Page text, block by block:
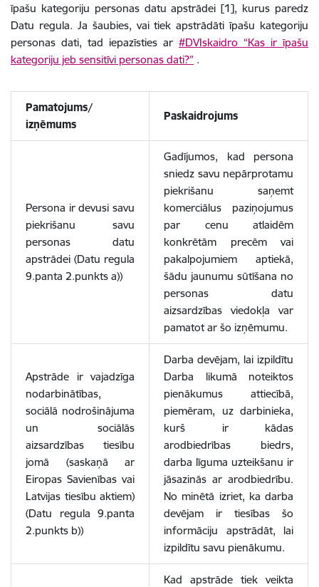
īpašu kategoriju personas datu apstrādei [1], kurus paredz
Datu regula. Ja šaubies, vai tiek apstrādāti īpašu kategoriju
personas dati, tad iepazīsties ar #DVIskaidro “Kas ir īpašu
kategoriju jeb sensitīvi personas dati?” .
Pamatojums/
izņēmums
Paskaidrojums
Persona ir devusi savu
piekrišanu savu
personas datu
apstrādei (Datu regula
9.panta 2.punkts a))
Gadījumos, kad persona
sniedz savu nepārprotamu
piekrišanu saņemt
komerciālus paziņojumus
par cenu atlaidēm
konkrētām precēm vai
pakalpojumiem aptiekā,
šādu jaunumu sūtīšana no
personas datu
aizsardzības viedokļa var
pamatot ar šo izņēmumu.
Apstrāde ir vajadzīga
nodarbinātības,
sociālā nodrošinājuma
un sociālās
aizsardzības tiesību
jomā (saskaņā ar
Eiropas Savienības vai
Latvijas tiesību aktiem)
(Datu regula 9.panta
2.punkts b))
Darba devējam, lai izpildītu
Darba likumā noteiktos
pienākumus attiecībā,
piemēram, uz darbinieka,
kurš ir kādas
arodbiedrības biedrs,
darba līguma uzteikšanu ir
jāsazinās ar arodbiedrību.
No minētā izriet, ka darba
devējam ir tiesības šo
informāciju apstrādāt, lai
izpildītu savu pienākumu.
Kad apstrāde tiek veikta